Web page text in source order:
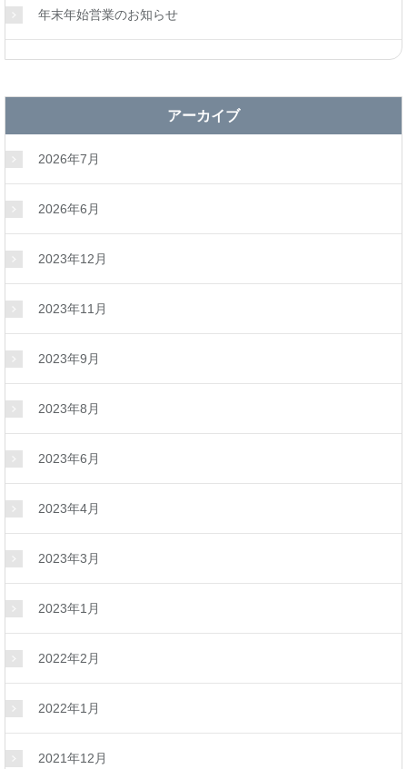
年末年始営業のお知らせ
アーカイブ
2026年7月
2026年6月
2023年12月
2023年11月
2023年9月
2023年8月
2023年6月
2023年4月
2023年3月
2023年1月
2022年2月
2022年1月
2021年12月